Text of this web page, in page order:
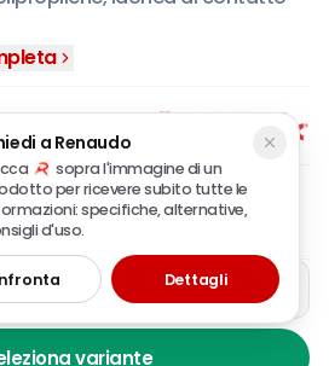
azienda
variante
a Renaudo
sopra l'immagine di un
per ricevere subito tutte le
specifiche, alternative,
d'uso.
Dettagli